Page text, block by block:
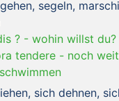
segeln,
? - wohin willst du?
tendere - noch
sich dehnen,